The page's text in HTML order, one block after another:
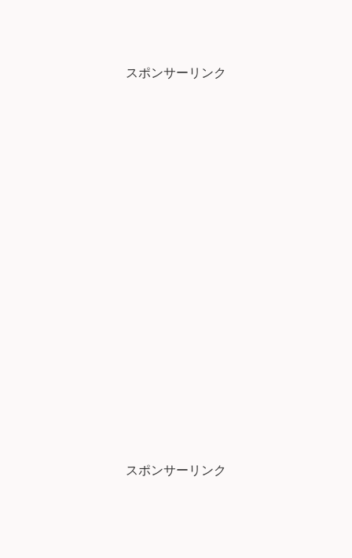
スポンサーリンク
スポンサーリンク